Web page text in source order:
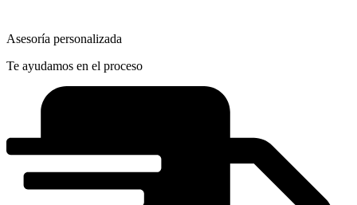
Asesoría personalizada
Te ayudamos en el proceso